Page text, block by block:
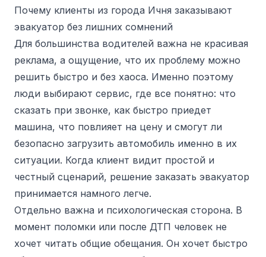
Почему клиенты из города Ичня заказывают
эвакуатор без лишних сомнений
Для большинства водителей важна не красивая
реклама, а ощущение, что их проблему можно
решить быстро и без хаоса. Именно поэтому
люди выбирают сервис, где все понятно: что
сказать при звонке, как быстро приедет
машина, что повлияет на цену и смогут ли
безопасно загрузить автомобиль именно в их
ситуации. Когда клиент видит простой и
честный сценарий, решение заказать эвакуатор
принимается намного легче.
Отдельно важна и психологическая сторона. В
момент поломки или после ДТП человек не
хочет читать общие обещания. Он хочет быстро